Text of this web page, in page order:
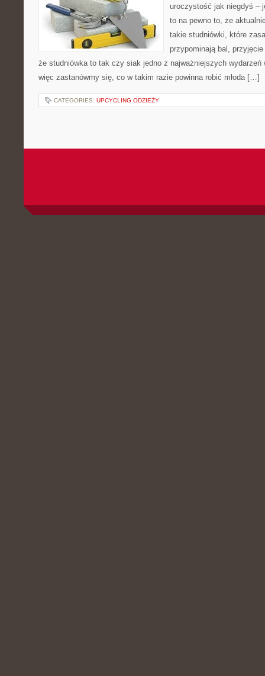
uroczystość jak niegdyś –
to na pewno to, że
takie studniówki, które
przypominają bal,
że studniówka to tak czy siak jedno z najważniejszych wydarzeń
więc zastanówmy się, co w takim razie powinna robić młoda […]
CATEGORIES: UPCYCLING ODZIEŻY